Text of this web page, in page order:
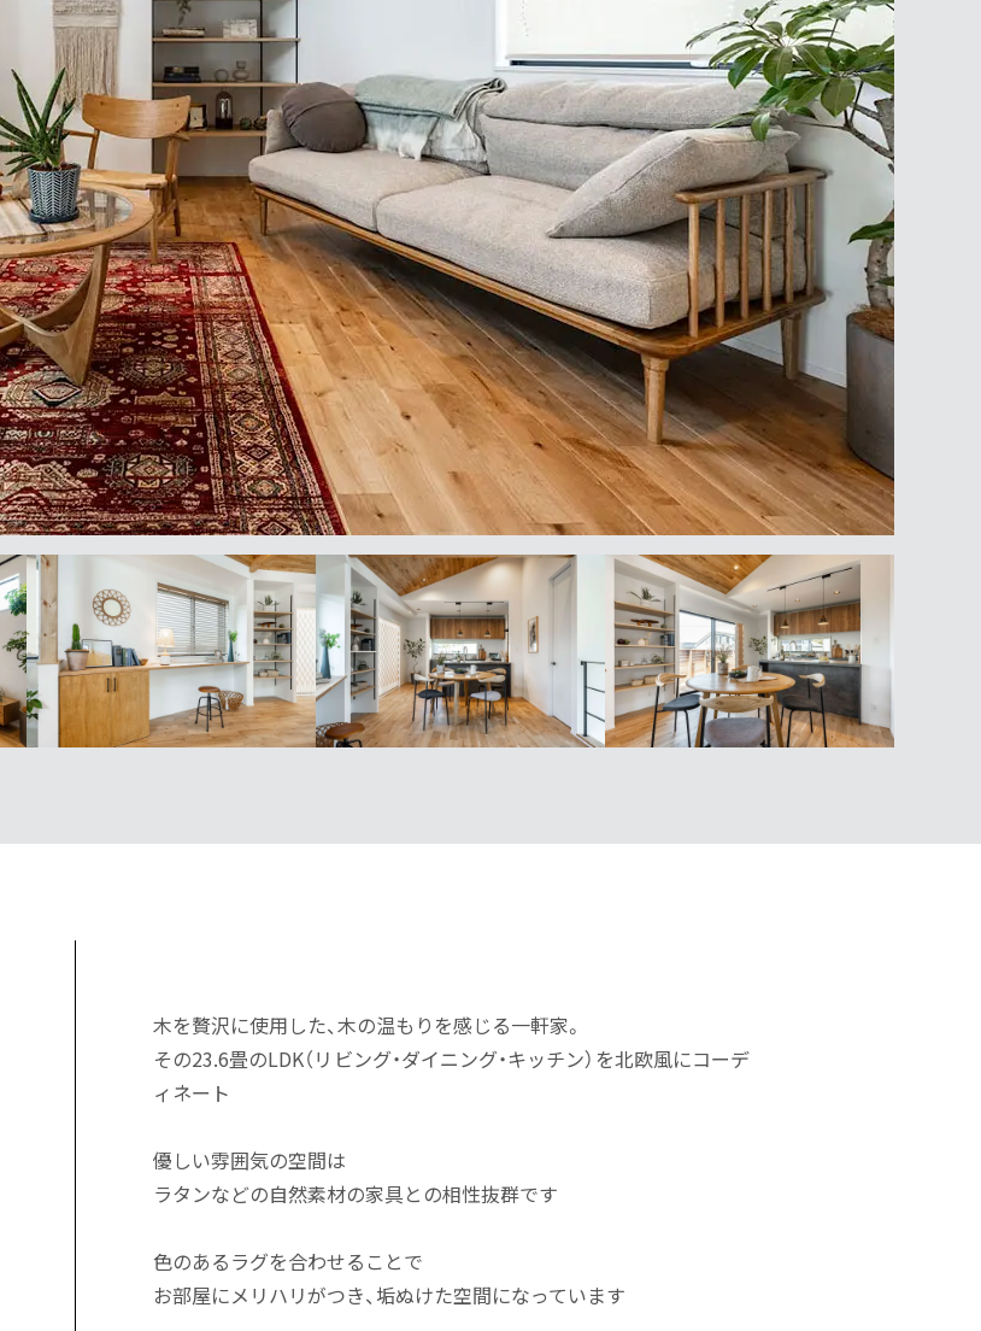
木を贅沢に使用した、木の温もりを感じる一軒家。
その23.6畳のLDK（リビング・ダイニング・キッチン）を北欧風にコーデ
ィネート
優しい雰囲気の空間は
ラタンなどの自然素材の家具との相性抜群です
色のあるラグを合わせることで
お部屋にメリハリがつき、垢ぬけた空間になっています